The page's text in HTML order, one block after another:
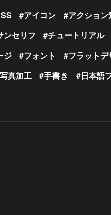
アイコン
アクション
ンセリフ チュートリアル
ジ フォント フラット
写真加工 手書き 日本語